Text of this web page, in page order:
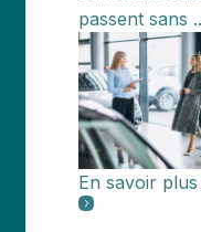
passent sans
En savoir plus